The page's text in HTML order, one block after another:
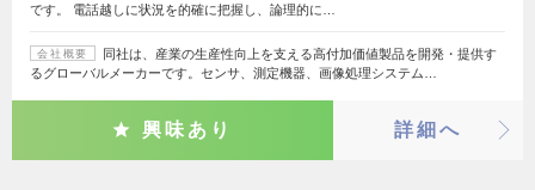
です。 電話越しに状況を的確に把握し、論理的に…
会社概要
同社は、産業の生産性向上を支える高付加価値製品を開発・提供す
るグローバルメーカーです。センサ、測定機器、画像処理システム…
興味あり 詳細へ